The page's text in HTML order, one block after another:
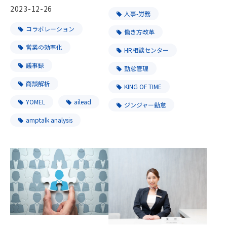
2023-12-26
コラボレーション
営業の効率化
議事録
商談解析
YOMEL ailead
amptalk analysis
人事-労務
働き方改革
HR相談センター
勤怠管理
KING OF TIME
ジンジャー勤怠